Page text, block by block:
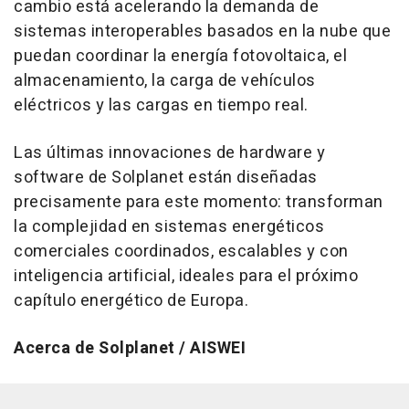
cambio está acelerando la demanda de
sistemas interoperables basados en la nube que
puedan coordinar la energía fotovoltaica, el
almacenamiento, la carga de vehículos
eléctricos y las cargas en tiempo real.
Las últimas innovaciones de hardware y
software de Solplanet están diseñadas
precisamente para este momento: transforman
la complejidad en sistemas energéticos
comerciales coordinados, escalables y con
inteligencia artificial, ideales para el próximo
capítulo energético de Europa.
Acerca de Solplanet / AISWEI